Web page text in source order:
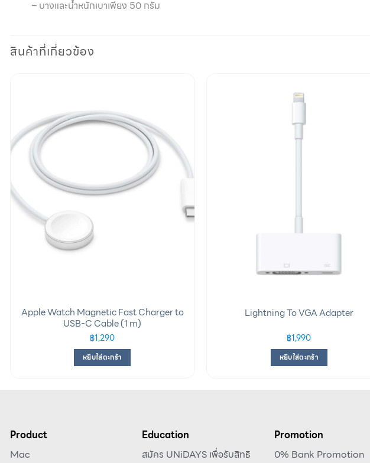
– บางและน้ำหนักเบาเพียง 50 กรัม
สินค้าที่เกี่ยวข้อง
Apple Watch Magnetic Fast Charger to
USB-C Cable (1 m)
฿1,290
หยิบใส่ตะกร้า
Lightning To VGA Adapter
฿1,990
หยิบใส่ตะกร้า
Product
Mac
Education
สมัคร UNiDAYS เพื่อรับสิทธิ
Promotion
0% Bank Promotion